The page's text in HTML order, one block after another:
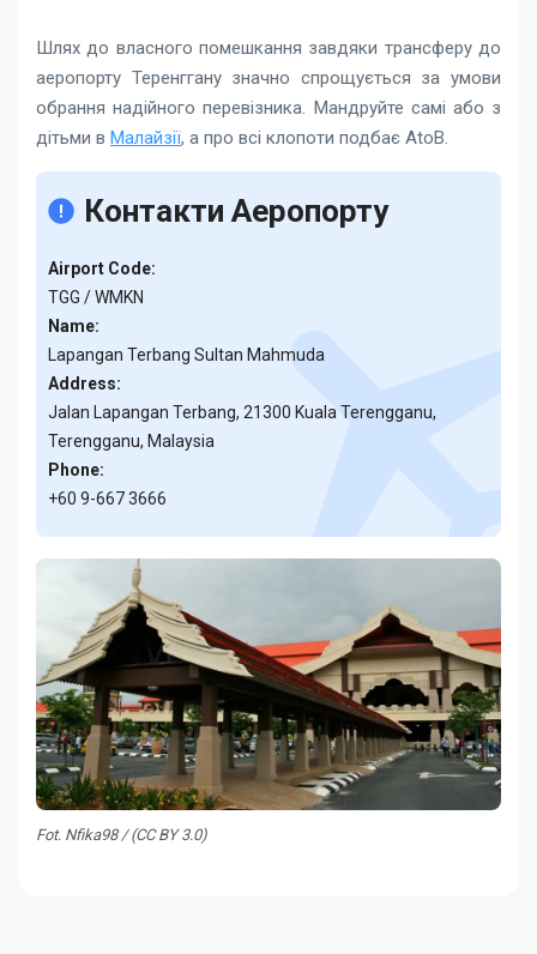
Шлях до власного помешкання завдяки трансферу до
аеропорту Теренггану значно спрощується за умови
обрання надійного перевізника. Мандруйте самі або з
дітьми в Малайзії, а про всі клопоти подбає AtoB.
Контакти Аеропорту
Airport Code:
TGG / WMKN
Name:
Lapangan Terbang Sultan Mahmuda
Address:
Jalan Lapangan Terbang, 21300 Kuala Terengganu,
Terengganu, Malaysia
Phone:
+60 9-667 3666
Fot. Nfika98 / (CC BY 3.0)